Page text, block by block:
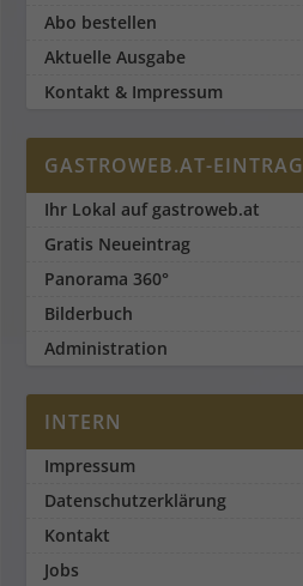
Abo bestellen
Aktuelle Ausgabe
Kontakt & Impressum
GASTROWEB.AT-EINTRAG
Ihr Lokal auf gastroweb.at
Gratis Neueintrag
Panorama 360°
Bilderbuch
Administration
INTERN
Impressum
Datenschutzerklärung
Kontakt
Jobs